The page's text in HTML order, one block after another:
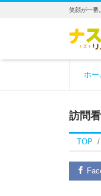
笑顔が一番
ホー
訪問
TOP